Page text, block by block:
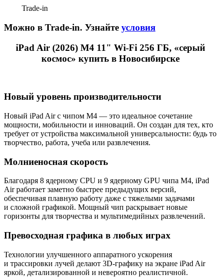
Trade-in
Можно в Trade-in. Узнайте условия
iPad Air (2026) M4 11" Wi-Fi 256 ГБ, «серый
космос» купить в Новосибирске
Новый уровень производительности
Новый iPad Air с чипом M4 — это идеальное сочетание
мощности, мобильности и инноваций. Он создан для тех, кто
требует от устройства максимальной универсальности: будь то
творчество, работа, учеба или развлечения.
Молниеносная скорость
Благодаря 8 ядерному CPU и 9 ядерному GPU чипа M4, iPad
Air работает заметно быстрее предыдущих версий,
обеспечивая плавную работу даже с тяжелыми задачами
и сложной графикой. Мощный чип раскрывает новые
горизонты для творчества и мультимедийных развлечений.
Превосходная графика в любых играх
Технологии улучшенного аппаратного ускорения
и трассировки лучей делают 3D-графику на экране iPad Air
яркой, детализированной и невероятно реалистичной.